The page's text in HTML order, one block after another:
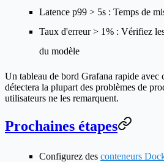
Latence p99 > 5s : Temps de
Taux d'erreur > 1% : Vérifiez
du modèle
Un tableau de bord Grafana rapide avec
détectera la plupart des problèmes de
utilisateurs ne les remarquent.
Prochaines étapes
Configurez des conteneurs